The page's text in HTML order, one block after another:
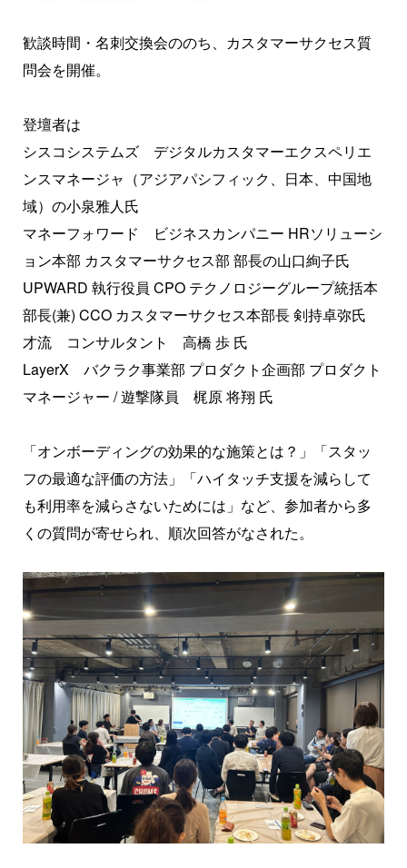
歓談時間・名刺交換会ののち、カスタマーサクセス質
問会を開催。
登壇者は
シスコシステムズ デジタルカスタマーエクスペリエ
ンスマネージャ（アジアパシフィック、日本、中国地
域）の小泉雅人氏
マネーフォワード ビジネスカンパニー HRソリューシ
ョン本部 カスタマーサクセス部 部長の山口絢子氏
UPWARD 執行役員 CPO テクノロジーグループ統括本
部長(兼) CCO カスタマーサクセス本部長 剣持卓弥氏
才流 コンサルタント 高橋 歩 氏
LayerX バクラク事業部 プロダクト企画部 プロダクト
マネージャー / 遊撃隊員 梶原 将翔 氏
「オンボーディングの効果的な施策とは？」「スタッ
フの最適な評価の方法」「ハイタッチ支援を減らして
も利用率を減らさないためには」など、参加者から多
くの質問が寄せられ、順次回答がなされた。